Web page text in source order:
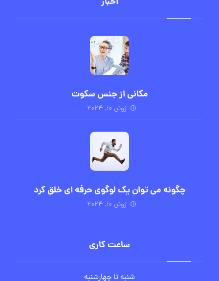
مکانی از جنس سکوت
ژوئن ۱۰, ۲۰۲۴
چگونه می توان یک لوگوی حرفه ای خلق کرد
ژوئن ۱۰, ۲۰۲۴
ساعت کاری
شنبه تا چهارشنبه